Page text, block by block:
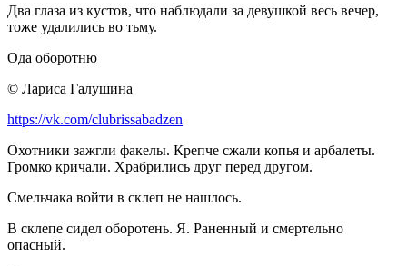
Два глаза из кустов, что наблюдали за девушкой весь вечер,
тоже удалились во тьму.
Ода оборотню
© Лариса Галушина
https://vk.com/clubrissabadzen
Охотники зажгли факелы. Крепче сжали копья и арбалеты.
Громко кричали. Храбрились друг перед другом.
Смельчака войти в склеп не нашлось.
В склепе сидел оборотень. Я. Раненный и смертельно
опасный.